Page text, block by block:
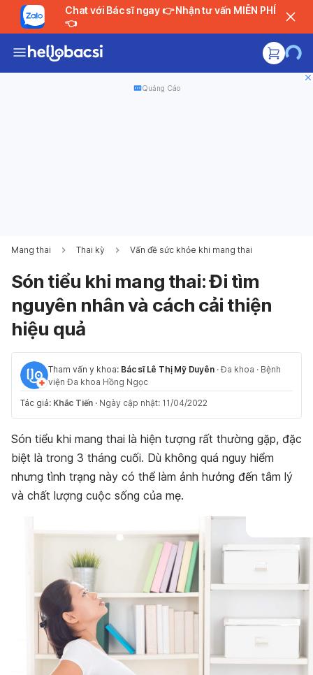
Chat với Bác sĩ ngay 👉 Nhận tư vấn MIỄN PHÍ
👈
Quảng Cáo
Mang thai Thai kỳ Vấn đề sức khỏe khi mang thai
Són tiểu khi mang thai: Đi tìm
nguyên nhân và cách cải thiện
hiệu quả
Tham vấn y khoa: Bác sĩ Lê Thị Mỹ Duyên ·Đa khoa · Bệnh
viện Đa khoa Hồng Ngọc
Tác giả: Khắc Tiến · Ngày cập nhật: 11/04/2022
Són tiểu khi mang thai là hiện tượng rất thường gặp, đặc
biệt là trong 3 tháng cuối. Dù không quá nguy hiểm
nhưng tình trạng này có thể làm ảnh hưởng đến tâm lý
và chất lượng cuộc sống của mẹ.